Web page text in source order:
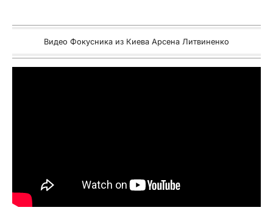
Видео Фокусника из Киева Арсена Литвиненко